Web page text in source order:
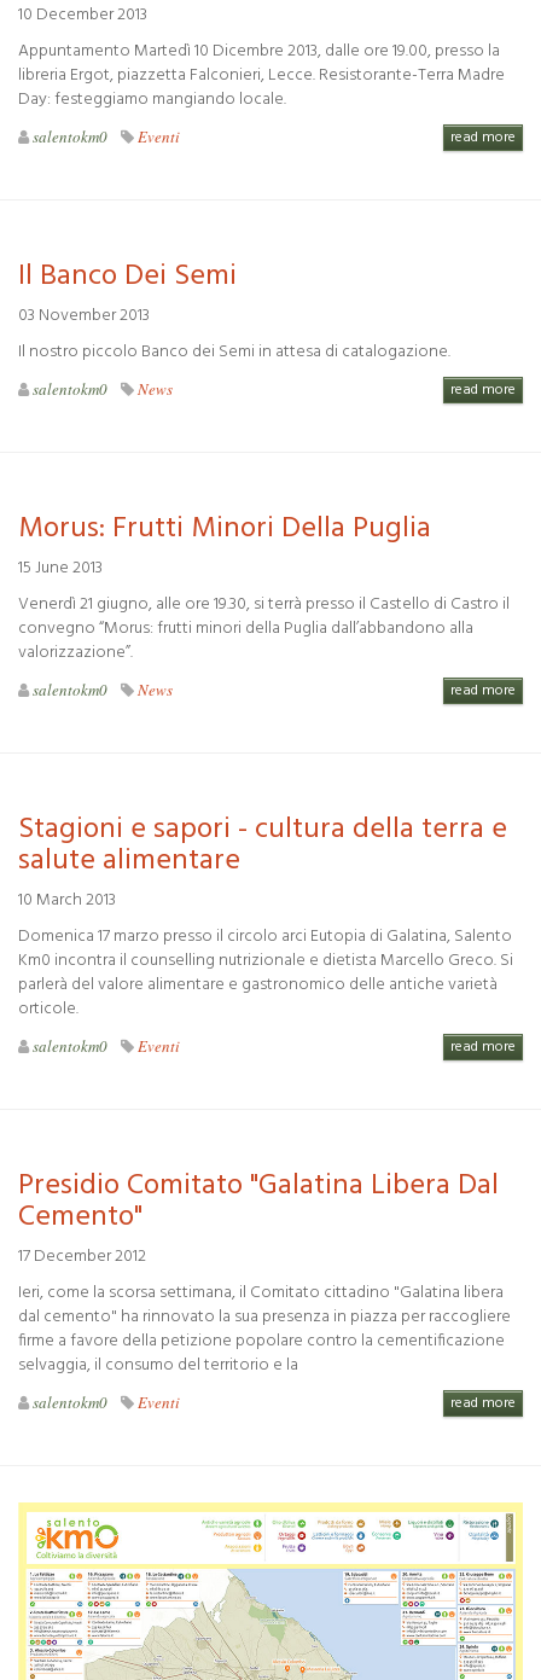
10 December 2013
Appuntamento Martedì 10 Dicembre 2013, dalle ore 19.00, presso la
libreria Ergot, piazzetta Falconieri, Lecce. Resistorante-Terra Madre
Day: festeggiamo mangiando locale.
salentokm0 Eventi read more
Il Banco Dei Semi
03 November 2013
Il nostro piccolo Banco dei Semi in attesa di catalogazione.
salentokm0 News read more
Morus: Frutti Minori Della Puglia
15 June 2013
Venerdì 21 giugno, alle ore 19.30, si terrà presso il Castello di Castro il
convegno “Morus: frutti minori della Puglia dall’abbandono alla
valorizzazione”.
salentokm0 News read more
Stagioni e sapori - cultura della terra e
salute alimentare
10 March 2013
Domenica 17 marzo presso il circolo arci Eutopia di Galatina, Salento
Km0 incontra il counselling nutrizionale e dietista Marcello Greco. Si
parlerà del valore alimentare e gastronomico delle antiche varietà
orticole.
salentokm0 Eventi read more
Presidio Comitato "Galatina Libera Dal
Cemento"
17 December 2012
Ieri, come la scorsa settimana, il Comitato cittadino "Galatina libera
dal cemento" ha rinnovato la sua presenza in piazza per raccogliere
firme a favore della petizione popolare contro la cementificazione
selvaggia, il consumo del territorio e la
salentokm0 Eventi read more